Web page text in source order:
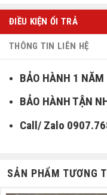
ĐIỀU KIỆN ỔI TRẢ
THÔNG TIN LIÊN HỆ
BẢO HÀNH 1 NĂM
BẢO HÀNH TẬN
Call/ Zalo
SẢN PHẨM TƯƠNG